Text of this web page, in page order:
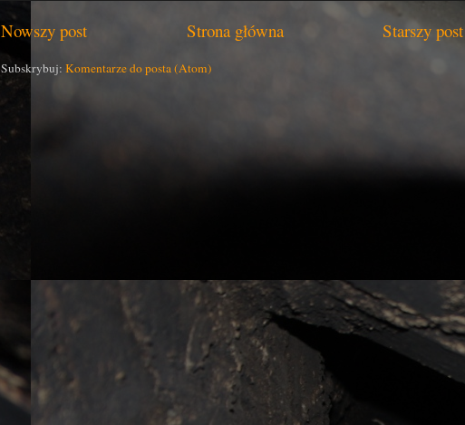
Nowszy post Starszy post
Strona główna
Subskrybuj: Komentarze do posta (Atom)